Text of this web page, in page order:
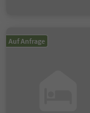
Auf Anfrage